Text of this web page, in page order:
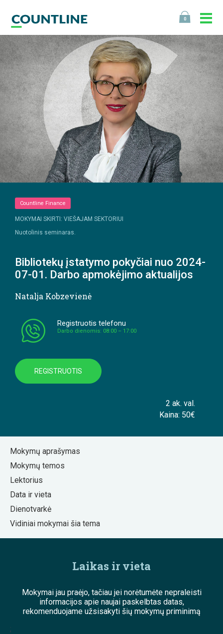
0
Countline Finance
MOKYMAI SKIRTI: VIEŠAJAM SEKTORIUI
Nuotolinis seminaras.
Bibliotekų įstatymo pokyčiai nuo 2024-
07-01. Darbo apmokėjimo aktualijos
Natalja Kobzevienė
Registruotis telefonu
Darbo dienomis: 08:00 – 17:00
REGISTRUOTIS
2 ak. val.
Kaina: 50€
Mokymų aprašymas
Mokymų temos
Lektorius
Data ir vieta
Dienotvarkė
Vidiniai mokymai šia tema
Laikas ir vieta
Mokymai jau praėjo, tačiau jei norėtumėte nepraleisti
informacijos apie naujai paskelbtas datas,
rekomenduojame užsisakyti šių mokymų priminimą
;